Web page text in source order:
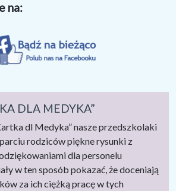
na:
DLA MEDYKA”
dl Medyka” nasze przedszkolaki
rodziców piękne rysunki z
dla personelu
w ten sposób pokazać, że doceniają
za ich ciężką pracę w tych